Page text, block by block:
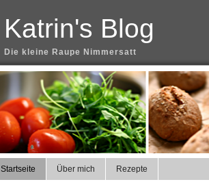
Katrin's Blog
Die kleine Raupe Nimmersatt
Startseite Über mich Rezepte